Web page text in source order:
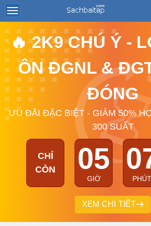
🔥 2K9 CHÚ Ý -
ÔN ĐGNL &
ĐÓNG
ƯU ĐÃI ĐẶC BIỆT - GIẢM 50%
300 SUẤT
CHỈ
CÒN
05
GIỜ PHÚT
XEM CHI TIẾT